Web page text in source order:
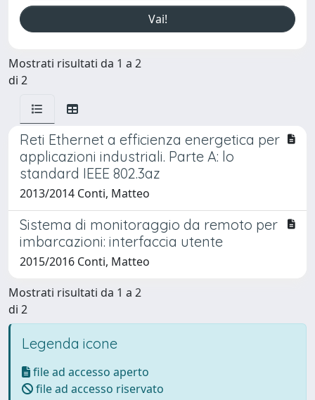
Mostrati risultati da 1 a 2
di 2
Reti Ethernet a efficienza energetica per
applicazioni industriali. Parte A: lo
standard IEEE 802.3az
2013/2014 Conti, Matteo
Sistema di monitoraggio da remoto per
imbarcazioni: interfaccia utente
2015/2016 Conti, Matteo
Mostrati risultati da 1 a 2
di 2
Legenda icone
file ad accesso aperto
file ad accesso riservato